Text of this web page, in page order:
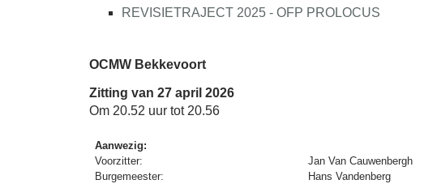
REVISIETRAJECT 2025 - OFP PROLOCUS
OCMW Bekkevoort
Zitting van 27 april 2026
Om 20.52 uur tot 20.56
Aanwezig:
Voorzitter:
Jan Van Cauwenbergh
Burgemeester:
Hans Vandenberg